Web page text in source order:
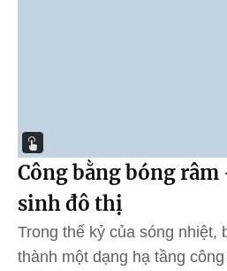
Công bằng bóng
sinh đô thị
Trong thế kỷ của sóng nhiệt,
thành một dạng hạ tầng